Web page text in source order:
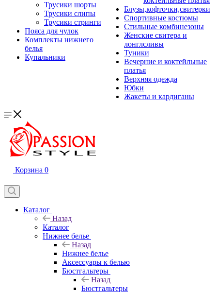
Трусики шорты
Трусики слипы
Трусики стринги
Пояса для чулок
Комплекты нижнего
белья
Купальники
Блузы,кофточки,свитерки
Спортивные костюмы
Стильные комбинезоны
Женские свитера и
лонглсливы
Туники
Вечерние и коктейльные
платья
Верхняя одежда
Юбки
Жакеты и кардиганы
Корзина 0
Каталог
Назад
Каталог
Нижнее белье
Назад
Нижнее белье
Аксессуары к белью
Бюстгальтеры
Назад
Бюстгальтеры